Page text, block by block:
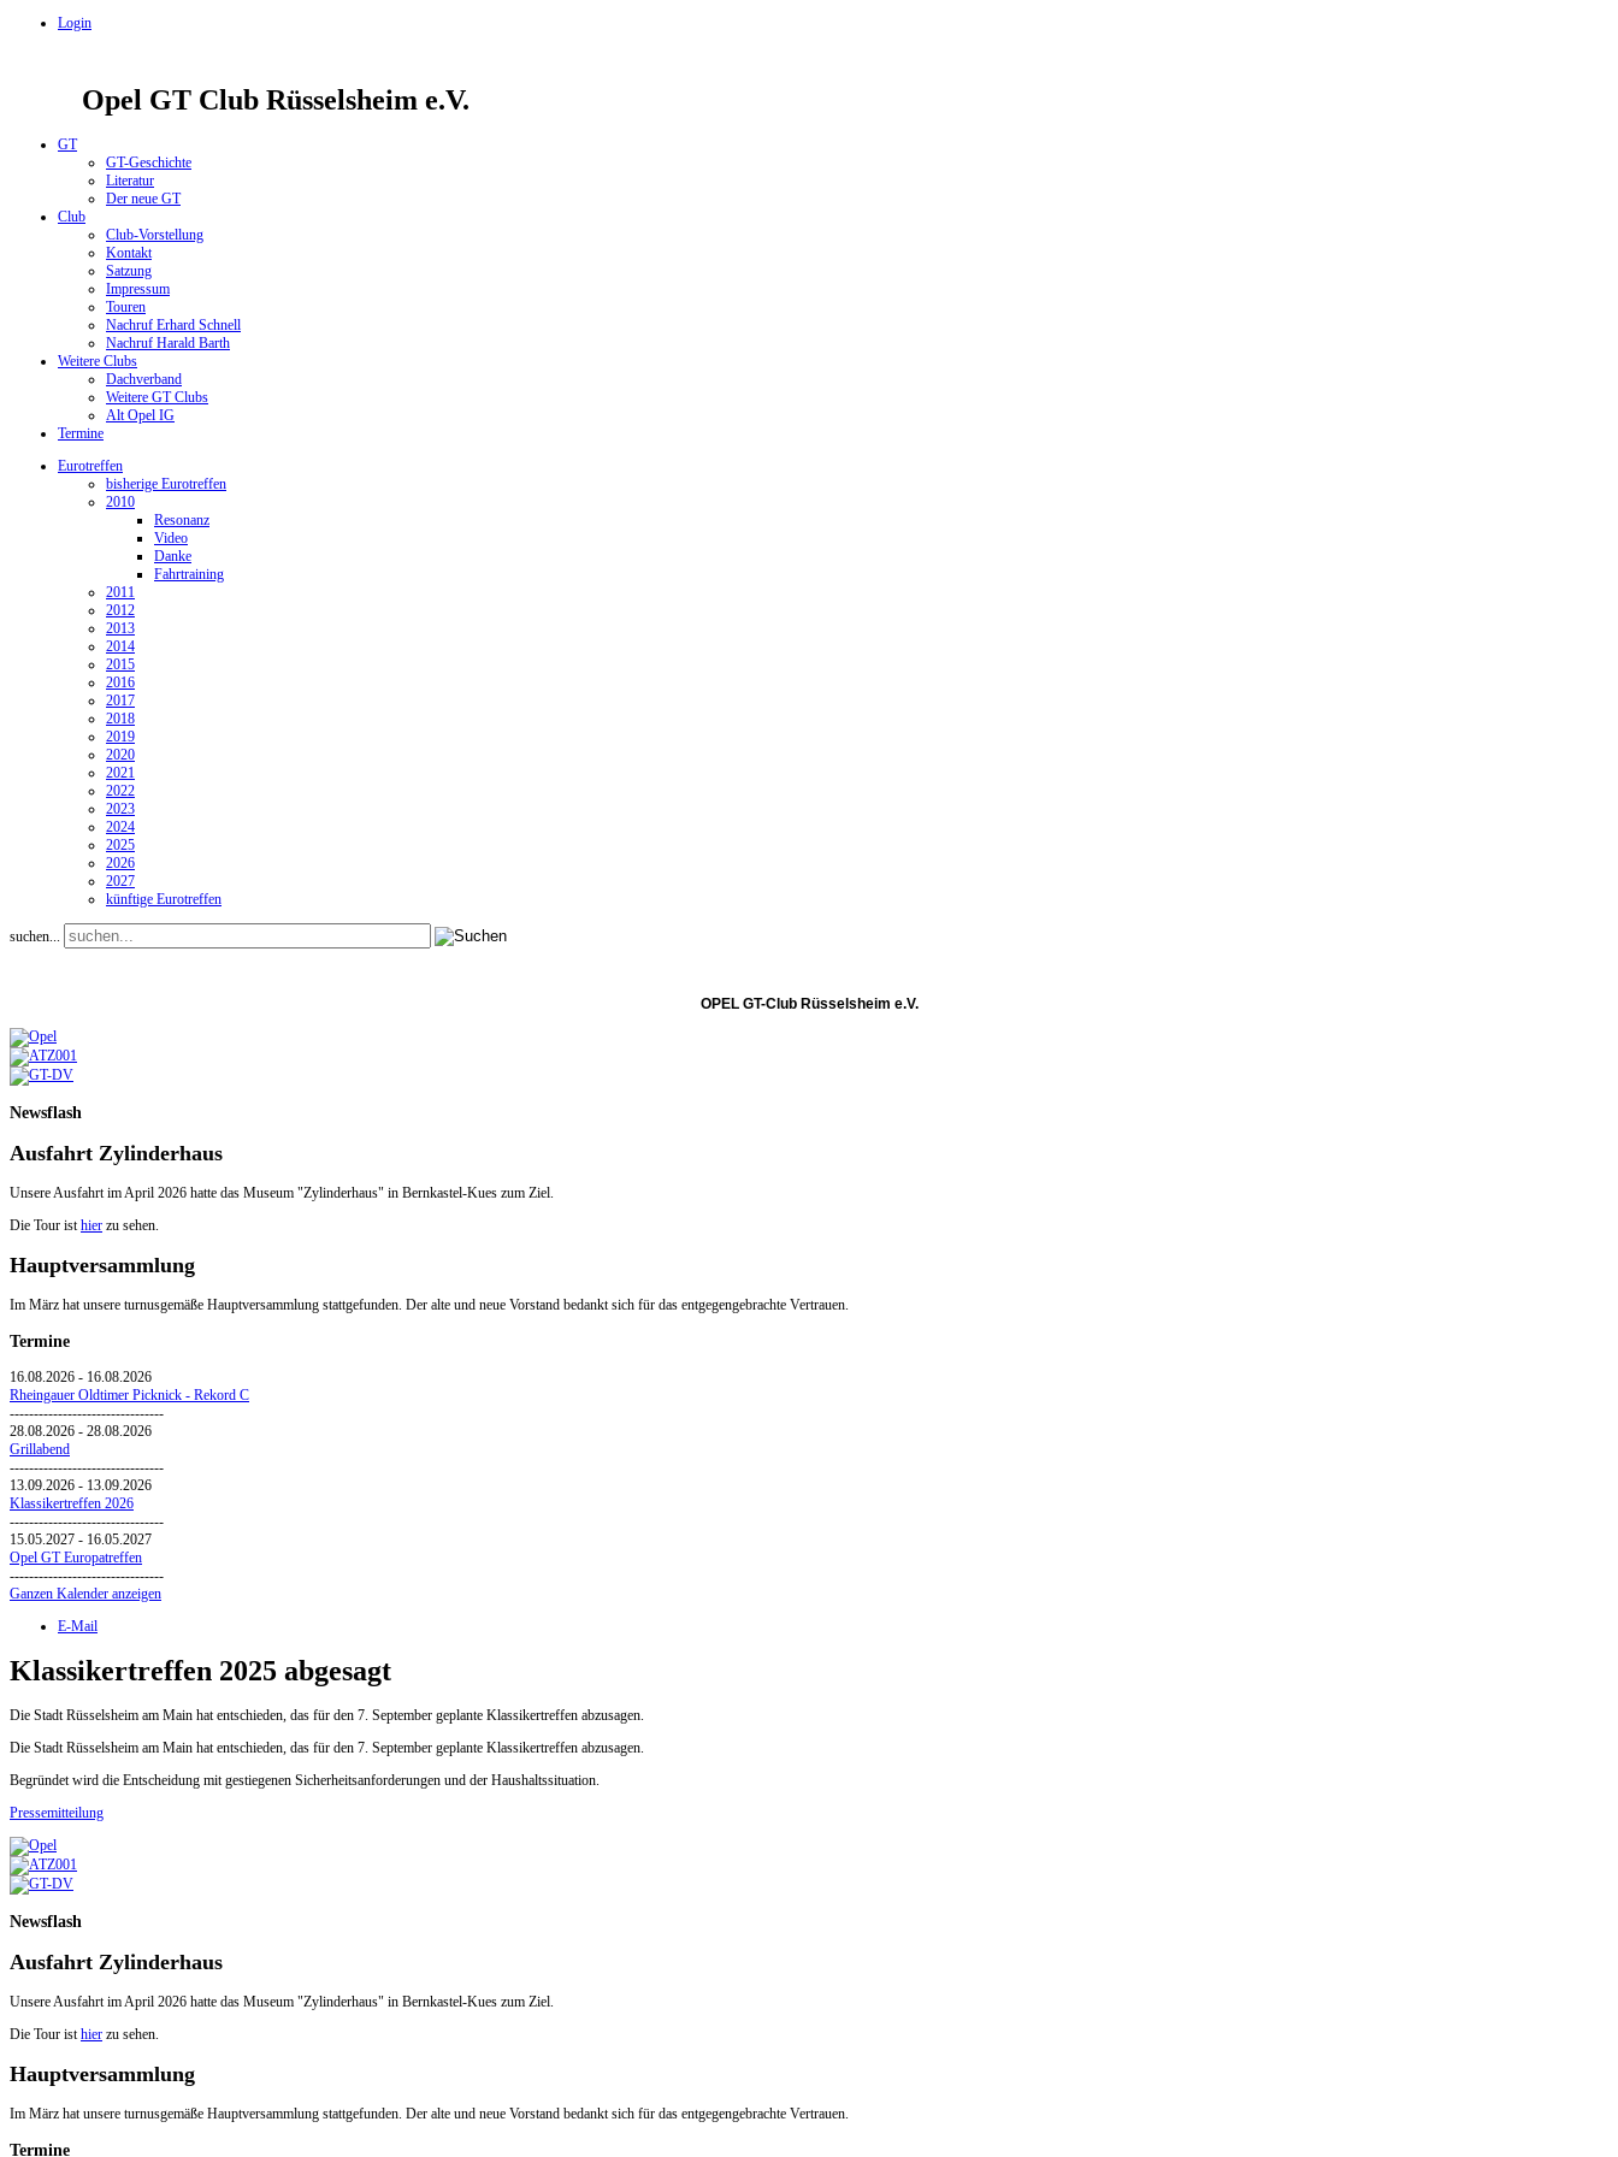
Login
Opel GT Club Rüsselsheim e.V.
GT
GT-Geschichte
Literatur
Der neue GT
Club
Club-Vorstellung
Kontakt
Satzung
Impressum
Touren
Nachruf Erhard Schnell
Nachruf Harald Barth
Weitere Clubs
Dachverband
Weitere GT Clubs
Alt Opel IG
Termine
Eurotreffen
bisherige Eurotreffen
2010
Resonanz
Video
Danke
Fahrtraining
2011
2012
2013
2014
2015
2016
2017
2018
2019
2020
2021
2022
2023
2024
2025
2026
2027
künftige Eurotreffen
suchen...
OPEL GT-Club Rüsselsheim e.V.
Newsflash
Ausfahrt Zylinderhaus
Unsere Ausfahrt im April 2026 hatte das Museum "Zylinderhaus" in Bernkastel-Kues zum Ziel.
Die Tour isthier zu sehen.
Hauptversammlung
Im März hat unsere turnusgemäße Hauptversammlung stattgefunden. Der alte und neue Vorstand bedankt sich für das entgegengebrachte Vertrauen.
Termine
16.08.2026 - 16.08.2026
Rheingauer Oldtimer Picknick - Rekord C
--------------------------------
28.08.2026 - 28.08.2026
Grillabend
--------------------------------
13.09.2026 - 13.09.2026
Klassikertreffen 2026
--------------------------------
15.05.2027 - 16.05.2027
Opel GT Europatreffen
--------------------------------
Ganzen Kalender anzeigen
E-Mail
Klassikertreffen 2025 abgesagt
Die Stadt Rüsselsheim am Main hat entschieden, das für den 7. September geplante Klassikertreffen abzusagen.
Die Stadt Rüsselsheim am Main hat entschieden, das für den 7. September geplante Klassikertreffen abzusagen.
Begründet wird die Entscheidung mit gestiegenen Sicherheitsanforderungen und der Haushaltssituation.
Pressemitteilung
Newsflash
Ausfahrt Zylinderhaus
Unsere Ausfahrt im April 2026 hatte das Museum "Zylinderhaus" in Bernkastel-Kues zum Ziel.
Die Tour isthier zu sehen.
Hauptversammlung
Im März hat unsere turnusgemäße Hauptversammlung stattgefunden. Der alte und neue Vorstand bedankt sich für das entgegengebrachte Vertrauen.
Termine